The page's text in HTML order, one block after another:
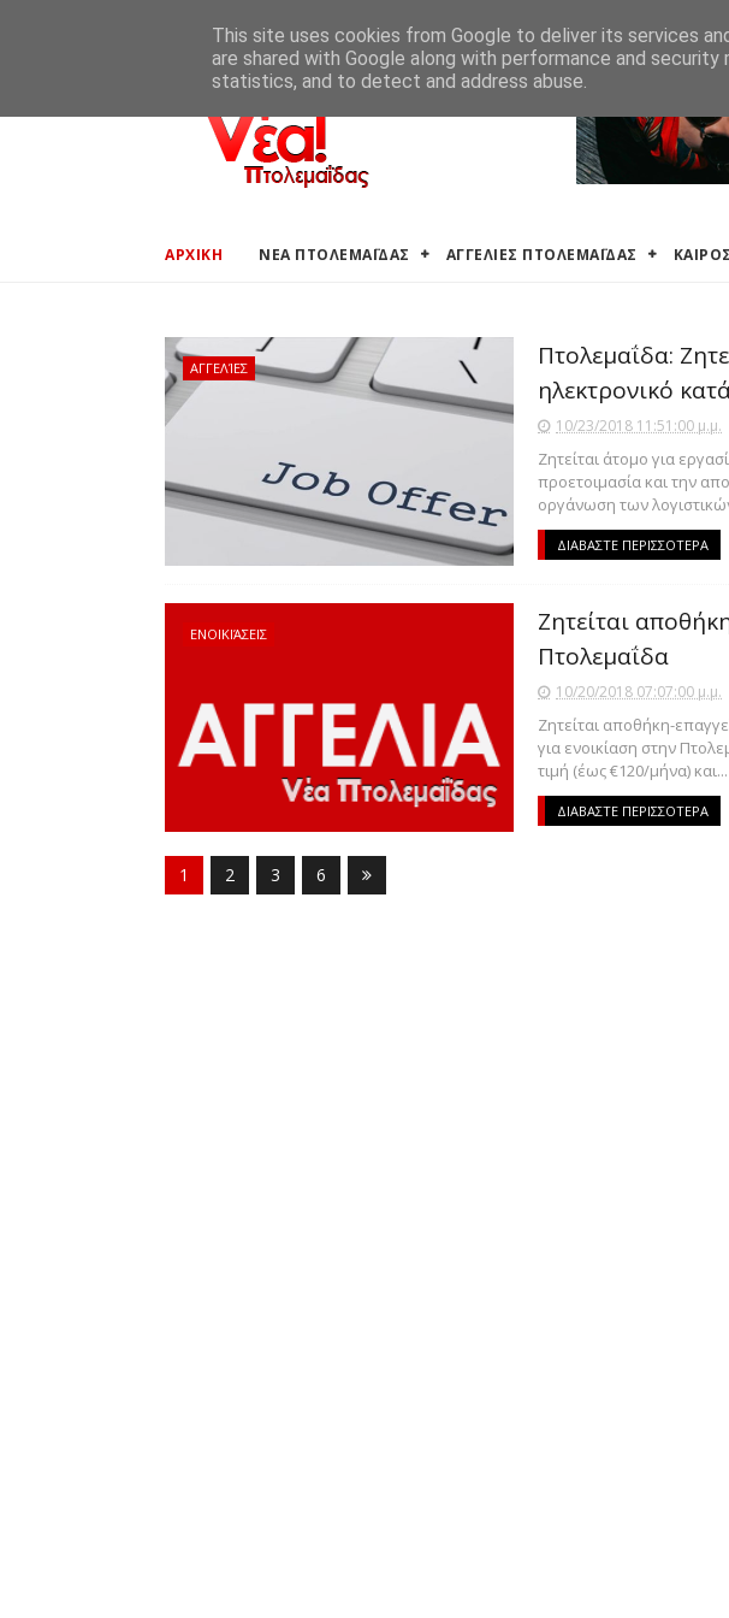
ΑΓΓΕΛΙΕΣ ΠΤΟΛΕΜΑΪΔΑΣ
ΑΡΧΙΚΗ ΝΕΑ ΠΤΟΛΕΜΑΪΔΑΣ ΑΓΓΕΛΙΕΣ ΠΤΟΛΕΜΑΪΔΑΣ
ΑΓΓΕΛΊΕΣ
Πτολεμαΐδα:
ηλεκτρονικό
10/23/2018 11:51:00 μ.μ.
Ζητείται άτομο για
προετοιμασία και την
οργάνωση των
ΔΙΑΒΑΣΤΕ ΠΕΡΙΣΣΟΤΕΡΑ
ΕΝΟΙΚΙΆΣΕΙΣ
Ζητείται
Πτολεμαΐδα
10/20/2018 07:07:00 μ.μ.
Ζητείται αποθήκη-
για ενοικίαση στην
τιμή (έως €120/μήνα) και...
ΔΙΑΒΑΣΤΕ ΠΕΡΙΣΣΟΤΕΡΑ
1 2 3 6
This site uses cookies from Google to deliver its services
are shared with Google along with performance and
statistics, and to detect and address abuse.